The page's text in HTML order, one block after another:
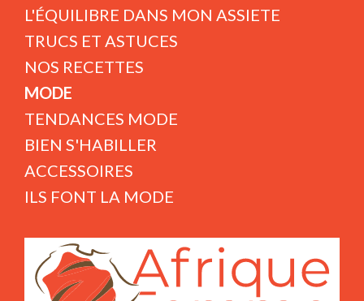
L'ÉQUILIBRE DANS MON ASSIETE
TRUCS ET ASTUCES
NOS RECETTES
MODE
TENDANCES MODE
BIEN S'HABILLER
ACCESSOIRES
ILS FONT LA MODE